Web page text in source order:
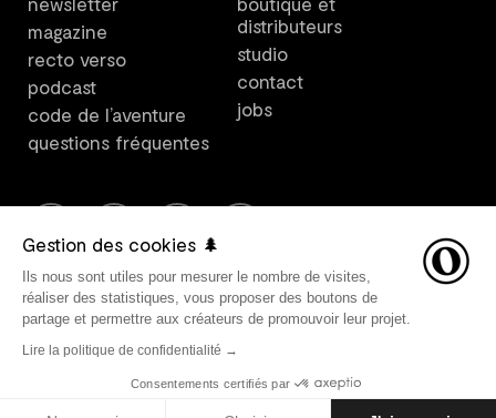
magazine
recto verso
podcast
code de l’aventure
questions fréquentes
distributeurs
studio
contact
jobs
Les Others est un plateforme créée par Les Others Studio. ©
2021 Les Others SARL, tous droits réservés. Direction
artistique par Les Others Studio. Design graphique par
Avant-Post. Développement web par
Vie privée•FAQ•CGV & CGU•Modifier vos
Gestion des cookies 🌲
Ils nous sont utiles pour mesurer le nombre de visites,
réaliser des statistiques, vous proposer des boutons de
partage et permettre aux créateurs de promouvoir leur projet.
Lire la politique de confidentialité →
Consentements certifiés par